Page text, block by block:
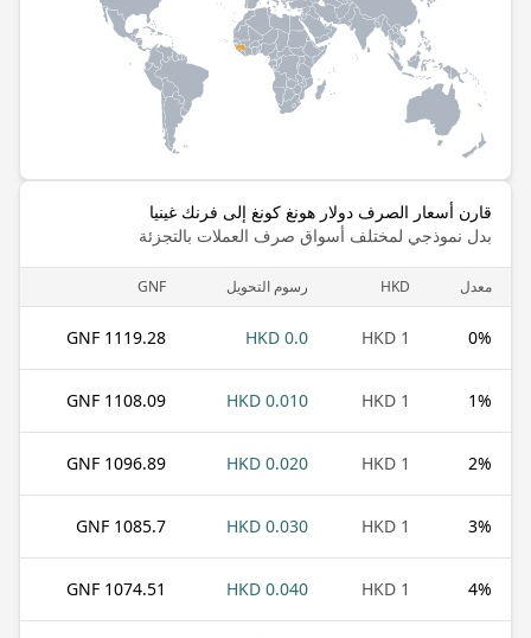
قارن أسعار الصرف دولار هونغ كونغ إلى فرنك غينيا
بدل نموذجي لمختلف أسواق صرف العملات بالتجزئة
معدل HKD رسوم التحويل GNF
0%
1 HKD
0.0 HKD
1119.28 GNF
1%
1 HKD
0.010 HKD
1108.09 GNF
2%
1 HKD
0.020 HKD
1096.89 GNF
3%
1 HKD
0.030 HKD
1085.7 GNF
4%
1 HKD
0.040 HKD
1074.51 GNF